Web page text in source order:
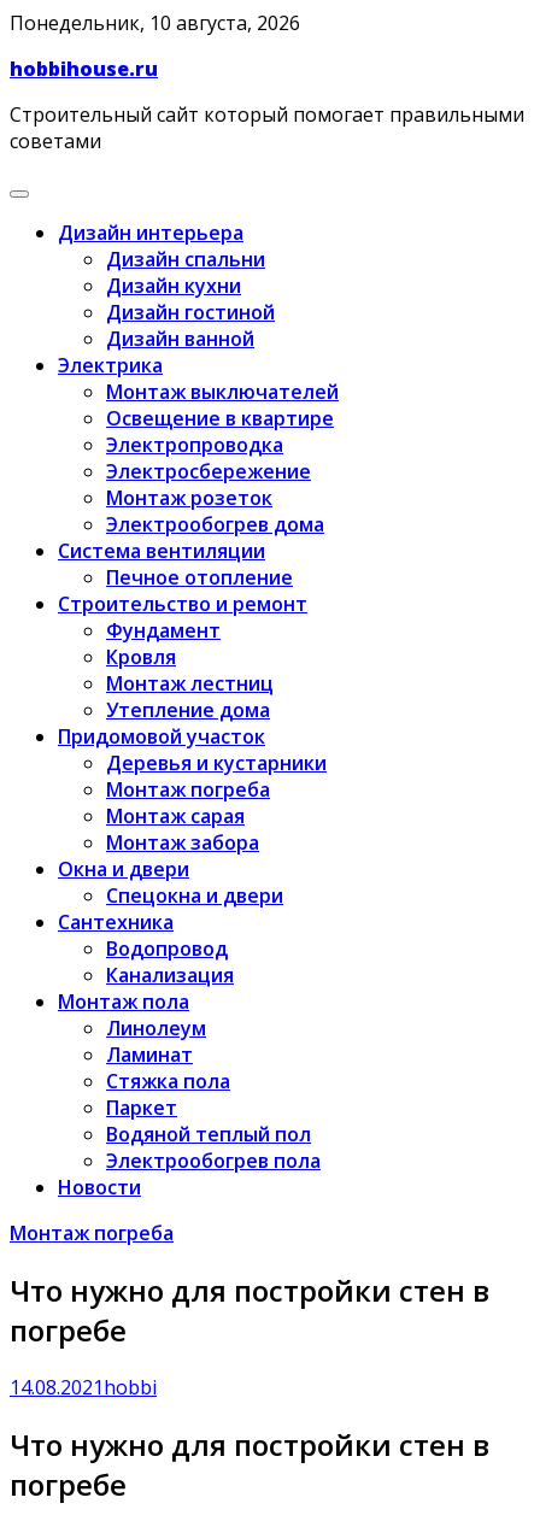
Skip
content
Понедельник, 10 августа, 2026
hobbihouse.ru
Строительный сайт который помогает правильными
советами
Дизайн интерьера
Дизайн спальни
Дизайн кухни
Дизайн гостиной
Дизайн ванной
Электрика
Монтаж выключателей
Освещение в квартире
Электропроводка
Электросбережение
Монтаж розеток
Электрообогрев дома
Система вентиляции
Печное отопление
Строительство и ремонт
Фундамент
Кровля
Монтаж лестниц
Утепление дома
Придомовой участок
Деревья и кустарники
Монтаж погреба
Монтаж сарая
Монтаж забора
Окна и двери
Спецокна и двери
Сантехника
Водопровод
Канализация
Монтаж пола
Линолеум
Ламинат
Стяжка пола
Паркет
Водяной теплый пол
Электрообогрев пола
Новости
Монтаж погреба
Что нужно для постройки стен в
погребе
14.08.2021hobbi
Что нужно для постройки стен в
погребе